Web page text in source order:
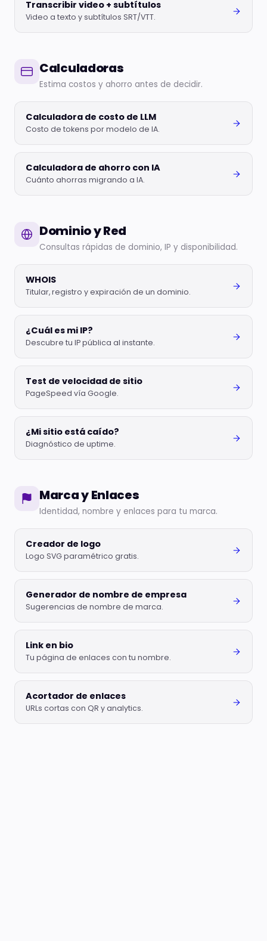
Transcribir video + subtítulos
Video a texto y subtítulos SRT/VTT.
Calculadoras
Estima costos y ahorro antes de decidir.
Calculadora de costo de LLM
Costo de tokens por modelo de IA.
Calculadora de ahorro con IA
Cuánto ahorras migrando a IA.
Dominio y Red
Consultas rápidas de dominio, IP y disponibilidad.
WHOIS
Titular, registro y expiración de un dominio.
¿Cuál es mi IP?
Descubre tu IP pública al instante.
Test de velocidad de sitio
PageSpeed vía Google.
¿Mi sitio está caído?
Diagnóstico de uptime.
Marca y Enlaces
Identidad, nombre y enlaces para tu marca.
Creador de logo
Logo SVG paramétrico gratis.
Generador de nombre de empresa
Sugerencias de nombre de marca.
Link en bio
Tu página de enlaces con tu nombre.
Acortador de enlaces
URLs cortas con QR y analytics.